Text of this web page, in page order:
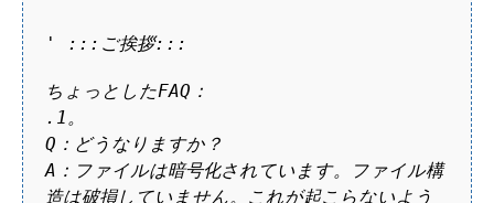
' :::ご挨拶:::
ちょっとしたFAQ：
.1。
Q：どうなりますか？
A：ファイルは暗号化されています。ファイル構
造は破損していません。これが起こらないよう